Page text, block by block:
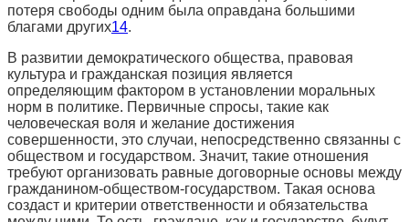
потеря свободы одним была оправдана большими
благами других14.
В развитии демократического общества, правовая
культура и гражданская позиция является
определяющим фактором в установлении моральных
норм в политике. Первичные спросы, такие как
человеческая воля и желание достижения
совершенности, это случаи, непосредственно связанны с
обществом и государством. Значит, такие отношения
требуют организовать равные договорные основы между
гражданином-обществом-государством. Такая основа
создаст и критерии ответственности и обязательства